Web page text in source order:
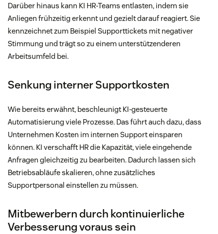
Darüber hinaus kann KI HR-Teams entlasten, indem sie
Anliegen frühzeitig erkennt und gezielt darauf reagiert. Sie
kennzeichnet zum Beispiel Supporttickets mit negativer
Stimmung und trägt so zu einem unterstützenderen
Arbeitsumfeld bei.
Senkung interner Supportkosten
Wie bereits erwähnt, beschleunigt KI-gesteuerte
Automatisierung viele Prozesse. Das führt auch dazu, dass
Unternehmen Kosten im internen Support einsparen
können. KI verschafft HR die Kapazität, viele eingehende
Anfragen gleichzeitig zu bearbeiten. Dadurch lassen sich
Betriebsabläufe skalieren, ohne zusätzliches
Supportpersonal einstellen zu müssen.
Mitbewerbern durch kontinuierliche
Verbesserung voraus sein